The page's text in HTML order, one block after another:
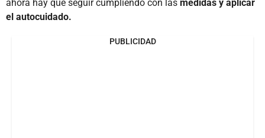
ahora hay que seguir cumpliendo con las medidas y aplicar
el autocuidado.
PUBLICIDAD